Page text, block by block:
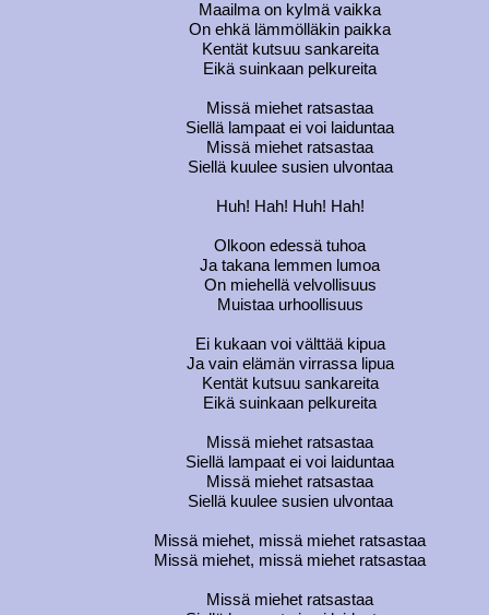
Maailma on kylmä vaikka
On ehkä lämmölläkin paikka
Kentät kutsuu sankareita
Eikä suinkaan pelkureita
Missä miehet ratsastaa
Siellä lampaat ei voi laiduntaa
Missä miehet ratsastaa
Siellä kuulee susien ulvontaa
Huh! Hah! Huh! Hah!
Olkoon edessä tuhoa
Ja takana lemmen lumoa
On miehellä velvollisuus
Muistaa urhoollisuus
Ei kukaan voi välttää kipua
Ja vain elämän virrassa lipua
Kentät kutsuu sankareita
Eikä suinkaan pelkureita
Missä miehet ratsastaa
Siellä lampaat ei voi laiduntaa
Missä miehet ratsastaa
Siellä kuulee susien ulvontaa
Missä miehet, missä miehet ratsastaa
Missä miehet, missä miehet ratsastaa
Missä miehet ratsastaa